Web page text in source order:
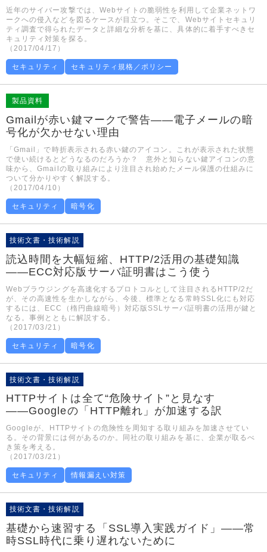
近年のサイバー攻撃では、Webサイトの脆弱性を利用して企業ネットワ
ークへの侵入などを図るケースが目立つ。そこで、Webサイトセキュリ
ティ調査で得られたデータと詳細な分析を基に、具体的に着手すべきセ
キュリティ対策を探る。
（2017/04/17）
セキュリティ セキュリティ規格／ポリシー
製品資料
Gmailが赤い鍵マークで警告――電子メールの暗
号化が欠かせない理由
「Gmail」で時折表示される赤い鍵のアイコン。これが表示された状態
で使い続けるとどうなるのだろうか？ 意外と知らない鍵アイコンの意
味から、Gmailの取り組みにより注目され始めたメール保護の仕組みに
ついて分かりやすく解説する。
（2017/04/10）
セキュリティ 暗号化
技術文書・技術解説
読込時間を大幅短縮、HTTP/2活用の基礎知識
――ECC対応版サーバ証明書はこう使う
Webブラウジングを高速化するプロトコルとして注目されるHTTP/2だ
が、その高速性を生かしながら、今後、標準となる常時SSL化にも対応
するには、ECC（楕円曲線暗号）対応版SSLサーバ証明書の活用が鍵と
なる。事例とともに解説する。
（2017/03/21）
セキュリティ 暗号化
技術文書・技術解説
HTTPサイトは全て“危険サイト”と見なす
――Googleの「HTTP離れ」が加速する訳
Googleが、HTTPサイトの危険性を周知する取り組みを加速させてい
る。その背景には何があるのか。同社の取り組みを基に、企業が取るべ
き策を考える。
（2017/03/21）
セキュリティ 情報漏えい対策
技術文書・技術解説
基礎から速習する「SSL導入実践ガイド」――常
時SSL時代に乗り遅れないために